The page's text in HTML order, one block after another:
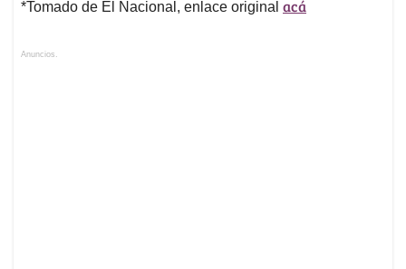
*Tomado de El Nacional, enlace original acá
Anuncios.